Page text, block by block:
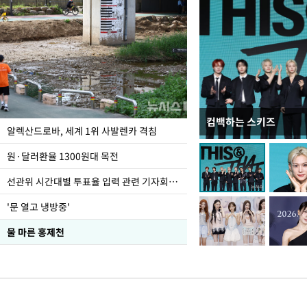
알렉산드로바, 세계 1위 사발렌카 격침
원·달러환율 1300원대 목전
선관위 시간대별 투표율 입력 관련 기자회견하는 주진우 의원
'문 열고 냉방중'
물 마른 홍제천
컴백하는 스키즈
극한 폭염에 바닥 드
도